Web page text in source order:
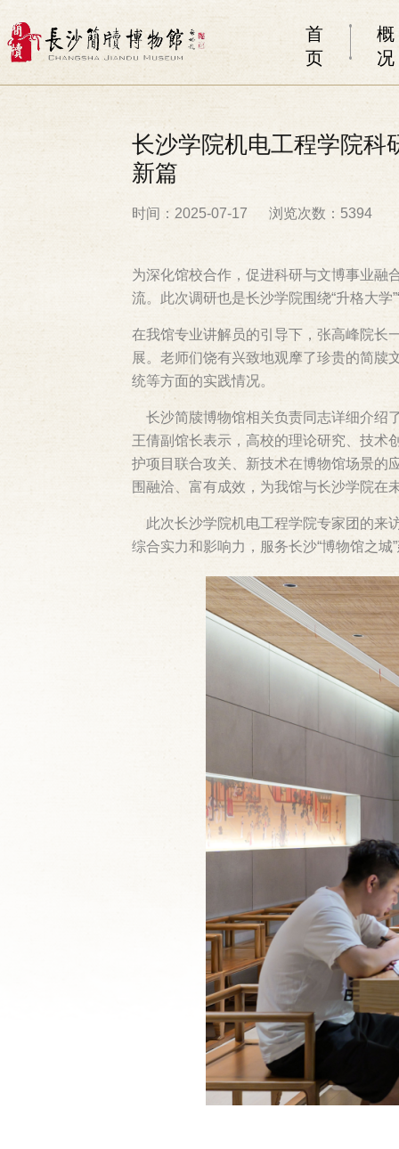
首
页
概
况
长沙学院机电工程学院科
新篇​
时间：2025-07-17 浏览次数：5394
为深化馆校合作，促进科研与文博事业融
流。此次调研也是长沙学院围绕“升格大
在我馆专业讲解员的引导下，张高峰院长
展。老师们饶有兴致地观摩了珍贵的简牍
统等方面的实践情况。
长沙简牍博物馆相关负责同志详细介绍
王倩副馆长表示，高校的理论研究、技术
护项目联合攻关、新技术在博物馆场景的
围融洽、富有成效，为我馆与长沙学院在
此次长沙学院机电工程学院专家团的来
综合实力和影响力，服务长沙“博物馆之城